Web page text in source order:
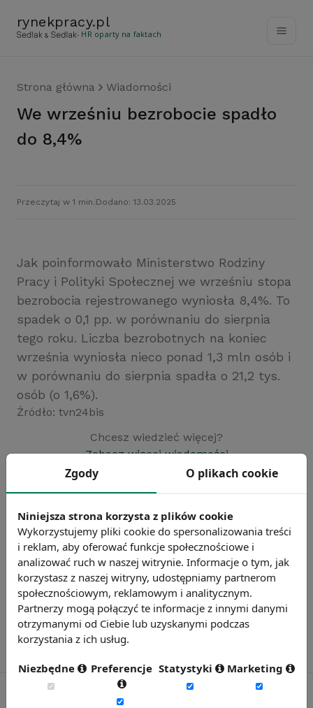
rynekpracy.pl
- HR oparty na faktach
Strona główna Wiadomości
We wrześniu bezrobocie spadło
do 8,4%
Przeczytaj w 1 min. Dodano: 13.03.2025
Jak poinformowało Ministerstwo Rodziny
Pracy i Polityki Społecznej we wrześniu stopa
bezrobocia rejestrowanego wyniosła 8,4%. To
spadek o 0,1 pp. w porównaniu do sierpnia
tego roku. Liczba bezrobotnych na koniec
września wyniosła nieco ponad 1,3 mln osób i
w porównaniu do sierpnia spadła o 21,2 tys.
osób (o 1,6%).
Źródło: tvn24bis
Chcesz wiedzieć więcej?
Zobacz więcej wiadomości
Zgody O plikach cookie
Niniejsza strona korzysta z plików cookie
Wykorzystujemy pliki cookie do spersonalizowania treści
i reklam, aby oferować funkcje społecznościowe i
analizować ruch w naszej witrynie. Informacje o tym, jak
korzystasz z naszej witryny, udostępniamy partnerom
społecznościowym, reklamowym i analitycznym.
Partnerzy mogą połączyć te informacje z innymi danymi
otrzymanymi od Ciebie lub uzyskanymi podczas
korzystania z ich usług.
Niezbędne Preferencje Statystyki Marketing